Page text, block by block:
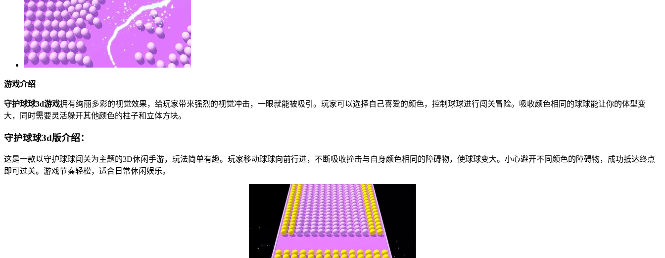
游戏介绍
守护球球3d游戏拥有绚丽多彩的视觉效果，给玩家带来强烈的视觉冲击，一眼就能被吸引。玩家可以选择自己喜爱的颜色，控制球球进行闯关冒险。吸收颜色相同的球球能让你的体型变
大，同时需要灵活躲开其他颜色的柱子和立体方块。
守护球球3d版介绍：
这是一款以守护球球闯关为主题的3D休闲手游，玩法简单有趣。玩家移动球球向前行进，不断吸收撞击与自身颜色相同的障碍物，使球球变大。小心避开不同颜色的障碍物，成功抵达终点
即可过关。游戏节奏轻松，适合日常休闲娱乐。